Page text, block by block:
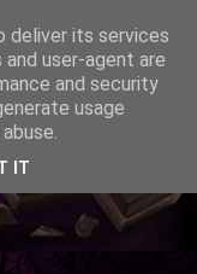
deliver its services
user-agent are
and security
usage
IT